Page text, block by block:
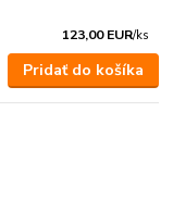
123,00 EUR/ks
Pridať do košíka